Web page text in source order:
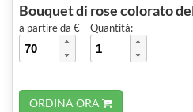
Bouquet di rose colorato
a partire da € Quantità:
ORDINA ORA